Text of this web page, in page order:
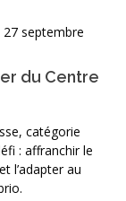
septembre
du Centre
catégorie
: affranchir le
l’adapter au